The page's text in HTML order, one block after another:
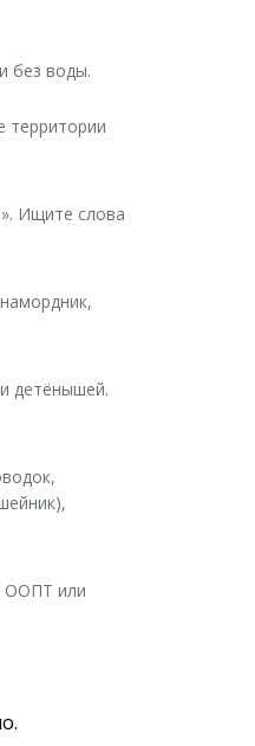
без воды.
территории
Ищите слова
детёнышей.
ООПТ или